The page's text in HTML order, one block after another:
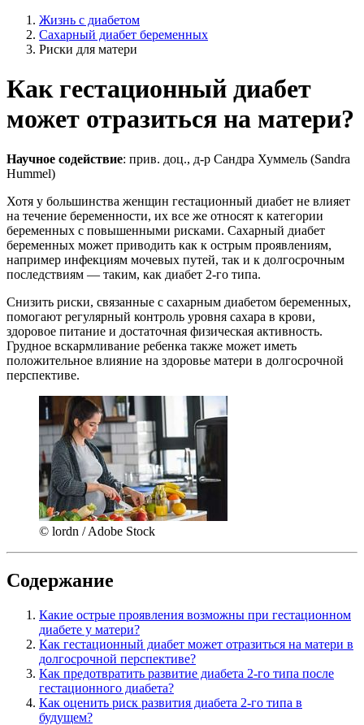
Жизнь с диабетом
Сахарный диабет беременных
Риски для матери
Как гестационный диабет
может отразиться на матери?
Научное содействие: прив. доц., д-р Сандра Хуммель (Sandra
Hummel)
Хотя у большинства женщин гестационный диабет не влияет
на течение беременности, их все же относят к категории
беременных с повышенными рисками. Сахарный диабет
беременных может приводить как к острым проявлениям,
например инфекциям мочевых путей, так и к долгосрочным
последствиям — таким, как диабет 2-го типа.
Снизить риски, связанные с сахарным диабетом беременных,
помогают регулярный контроль уровня сахара в крови,
здоровое питание и достаточная физическая активность.
Грудное вскармливание ребенка также может иметь
положительное влияние на здоровье матери в долгосрочной
перспективе.
© lordn / Adobe Stock
Содержание
Какие острые проявления возможны при гестационном
диабете у матери?
Как гестационный диабет может отразиться на матери в
долгосрочной перспективе?
Как предотвратить развитие диабета 2-го типа после
гестационного диабета?
Как оценить риск развития диабета 2-го типа в
будущем?